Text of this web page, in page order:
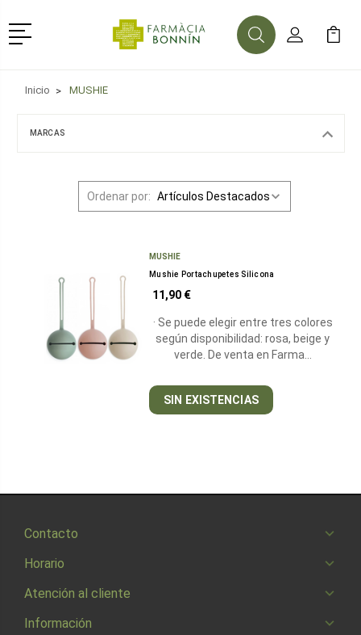
Menú
BuscarMi Cuenta
Mi
Inicio MUSHIE
MARCAS
Ordenar por:
MUSHIE
Mushie Portachupetes Silicona
11,90 €
· Se puede elegir entre tres colores
según disponibilidad: rosa, beige y
verde. De venta en Farma…
SIN EXISTENCIAS
Contacto
Horario
Atención al cliente
Información